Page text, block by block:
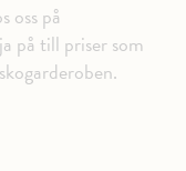
oss på
på till priser som